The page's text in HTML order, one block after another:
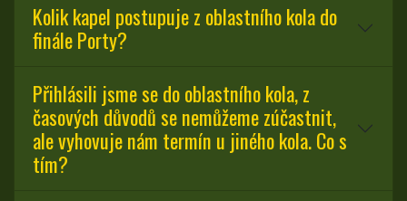
Kolik kapel postupuje z oblastního kola do
finále Porty?
Přihlásili jsme se do oblastního kola, z
časových důvodů se nemůžeme zúčastnit,
ale vyhovuje nám termín u jiného kola. Co s
tím?